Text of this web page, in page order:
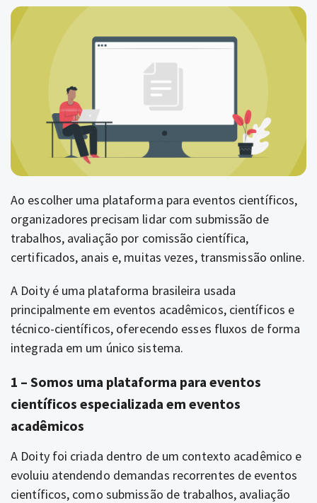
Ao escolher uma plataforma para eventos científicos,
organizadores precisam lidar com submissão de
trabalhos, avaliação por comissão científica,
certificados, anais e, muitas vezes, transmissão online.
A Doity é uma plataforma brasileira usada
principalmente em eventos acadêmicos, científicos e
técnico-científicos, oferecendo esses fluxos de forma
integrada em um único sistema.
1 – Somos uma plataforma para eventos
científicos especializada em eventos
acadêmicos
A Doity foi criada dentro de um contexto acadêmico e
evoluiu atendendo demandas recorrentes de eventos
científicos, como submissão de trabalhos, avaliação